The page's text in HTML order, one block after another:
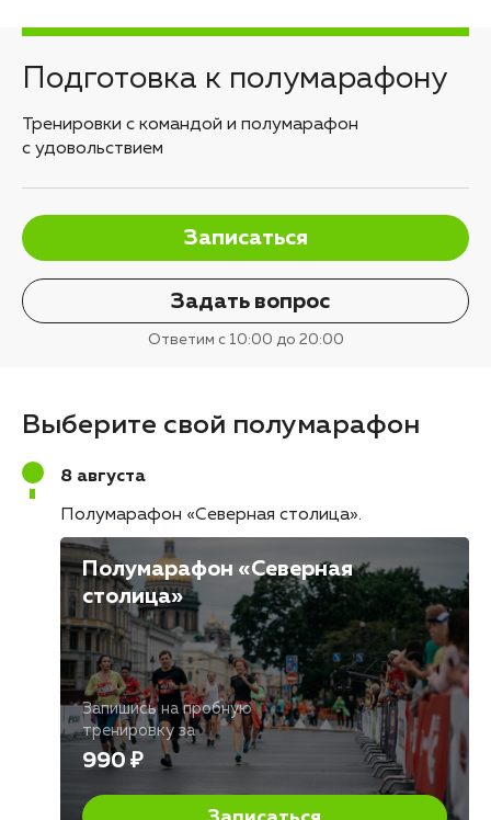
Подготовка к полумарафону
Тренировки с командой и полумарафон
с удовольствием
Записаться
Задать вопрос
Ответим с 10:00 до 20:00
Выберите свой полумарафон
8 августа
Полумарафон «Северная столица»
Полумарафон «Северная
столица»
Запишись на пробную
тренировку за
990 ₽